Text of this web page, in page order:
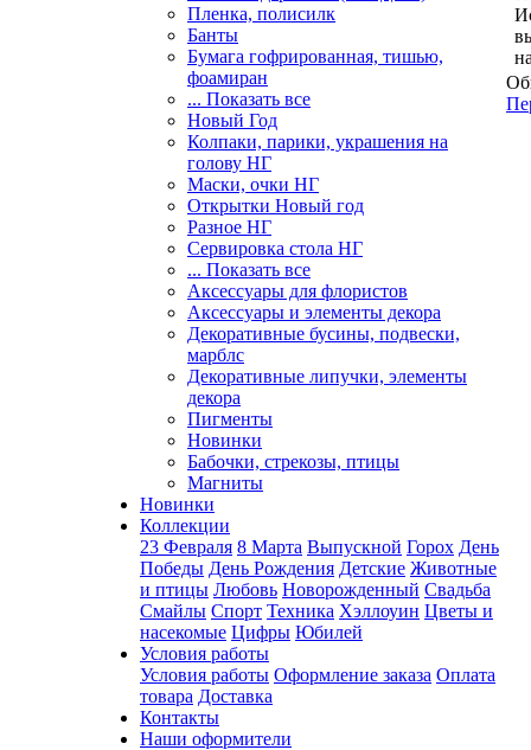
Пленка, полисилк
Банты
Бумага гофрированная, тишью,
фоамиран
... Показать все
Новый Год
Колпаки, парики, украшения на
голову НГ
Маски, очки НГ
Открытки Новый год
Разное НГ
Сервировка стола НГ
... Показать все
Аксессуары для флористов
Аксессуары и элементы декора
Декоративные бусины, подвески,
марблс
Декоративные липучки, элементы
декора
Пигменты
Новинки
Бабочки, стрекозы, птицы
Магниты
Новинки
Коллекции
23 Февраля 8 Марта Выпускной Горох День
Победы День Рождения Детские Животные
и птицы Любовь Новорожденный Свадьба
Смайлы Спорт Техника Хэллоуин Цветы и
насекомые Цифры Юбилей
Условия работы
Условия работы Оформление заказа Оплата
товара Доставка
Контакты
Наши оформители